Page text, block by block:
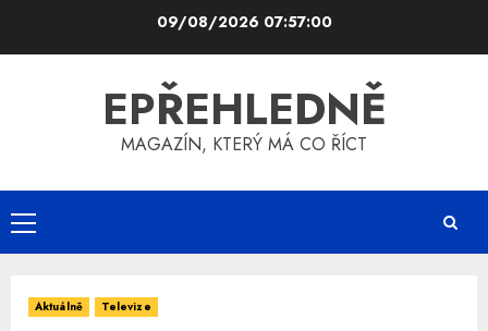
09/08/2026 07:57:01
EPŘEHLEDNĚ
MAGAZÍN, KTERÝ MÁ CO ŘÍCT
Primary
Menu
Aktuálně Televize